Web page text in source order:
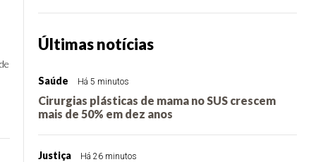
Últimas notícias
Saúde Há 5 minutos
Cirurgias plásticas de mama no SUS crescem
mais de 50% em dez anos
Justiça Há 26 minutos